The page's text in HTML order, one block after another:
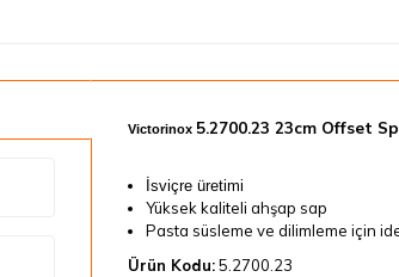
​Victorinox 5.2700.23 23cm Offset
İsviçre üretimi
Yüksek kaliteli ahşap sap
Pasta süsleme ve dilimleme için
Ürün Kodu:5.2700.23